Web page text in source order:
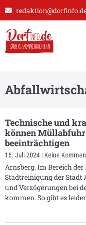
Technische und
können
beeinträchtigen
16. Juli 2024 Keine
Arnsberg. Im Bereich
Stadtreinigung der Stadt
und Verzögerungen bei
kommen. So gibt es